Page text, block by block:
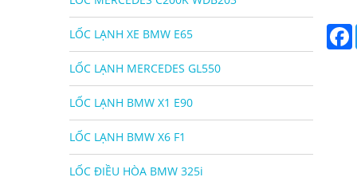
LỐC LẠNH XE BMW E65
LỐC LẠNH MERCEDES GL550
LỐC LẠNH BMW X1 E90
LỐC LẠNH BMW X6 F1
LỐC ĐIỀU HÒA BMW 325i
F